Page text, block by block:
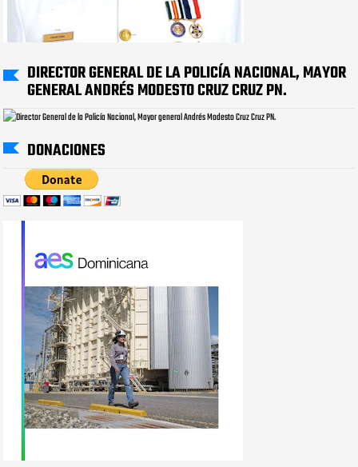
DIRECTOR GENERAL DE LA POLICÍA NACIONAL, MAYOR
GENERAL ANDRÉS MODESTO CRUZ CRUZ PN.
DONACIONES